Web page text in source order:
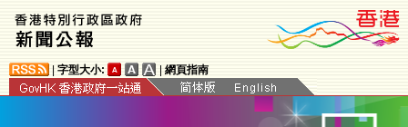
字型大小: 網頁指南